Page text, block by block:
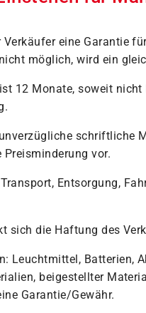
eine Garantie
möglich, wird ein
12 Monate, soweit
vor.
Entsorgung,
sich die Haftung des
Leuchtmittel,
beigestellter
Garantie/Gewähr.